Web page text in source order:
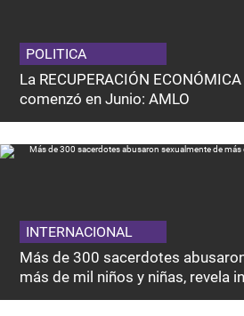
POLITICA
La RECUPERACIÓN
comenzó en Junio: AMLO
INTERNACIONAL
Más de 300 sacerdotes
más de mil niños y niñas, revela